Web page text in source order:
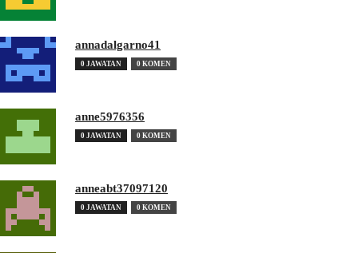
annadalgarno41
0 JAWATAN 0 KOMEN
anne5976356
0 JAWATAN 0 KOMEN
anneabt37097120
0 JAWATAN 0 KOMEN